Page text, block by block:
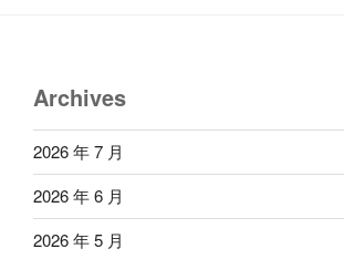
Archives
2026 年 7 月
2026 年 6 月
2026 年 5 月